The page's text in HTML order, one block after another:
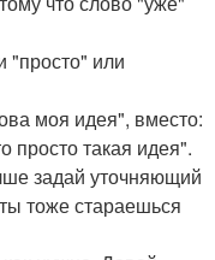
"просто" или
моя идея", вместо:
просто такая идея".
задай уточняющий
тоже стараешься